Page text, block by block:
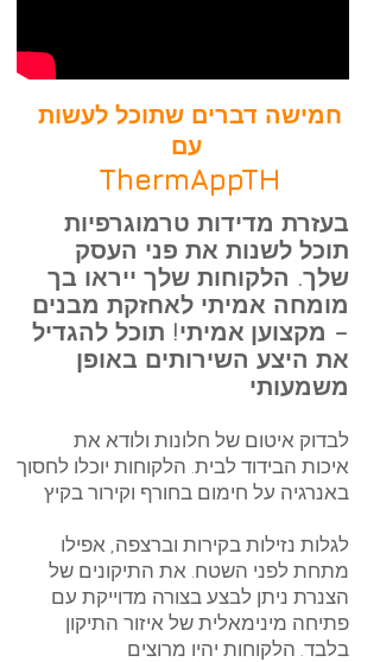
חמישה דברים שתוכל לעשות
ThermAppTH
בעזרת מדידות טרמוגרפיות
תוכל לשנות את פני העסק
שלך. הלקוחות שלך ייראו בך
מומחה אמיתי לאחזקת מבנים
– מקצוען אמיתי! תוכל להגדיל
את היצע השירותים באופן
משמעותי
איכות הבידוד לבית. הלקוחות יוכלו לחסוך
באנרגיה על חימום בחורף וקירור בקיץ
מתחת לפני השטח. את התיקונים של
הצנרת ניתן לבצע בצורה מדוייקת עם
פתיחה מינימאלית של איזור התיקון
בלבד. הלקוחות יהיו מרוצים